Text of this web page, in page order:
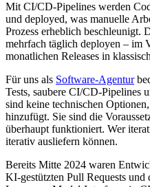
Mit CI/CD-Pipelines werden
und deployed, was manuelle
Prozess erheblich beschleunigt.
mehrfach täglich deployen – im
monatlichen Releases in
Für uns als Software-Agentur
Tests, saubere CI/CD-Pipelines
sind keine technischen
hinzufügt. Sie sind die
überhaupt funktioniert. Wer
iterativ ausliefern können.
Bereits Mitte 2024 waren
KI-gestützten Pull Requests